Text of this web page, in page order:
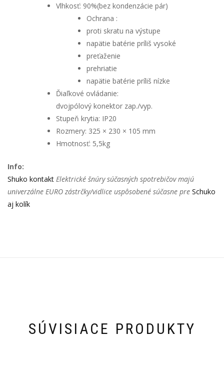
Vlhkosť: 90%(bez kondenzácie pár)
Ochrana :
proti skratu na výstupe
napätie batérie príliš vysoké
preťaženie
prehriatie
napätie batérie príliš nízke
Ďiaľkové ovládanie:
dvojpólový konektor zap./vyp.
Stupeň krytia: IP20
Rozmery: 325 × 230 × 105 mm
Hmotnosť: 5,5kg
Info:
Shuko kontakt Elektrické šnúry súčasných spotrebičov majú
univerzálne EURO zástrčky/vidlice uspôsobené súčasne pre Schuko
aj kolík
SÚVISIACE PRODUKTY